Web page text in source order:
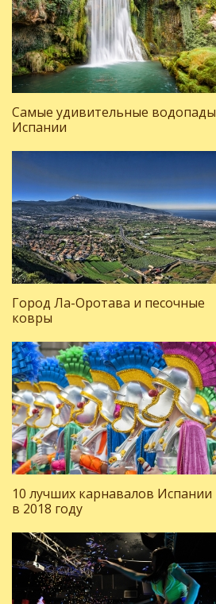
Самые удивительные водопады
Испании
Город Ла-Оротава и песочные
ковры
10 лучших карнавалов Испании
в 2018 году